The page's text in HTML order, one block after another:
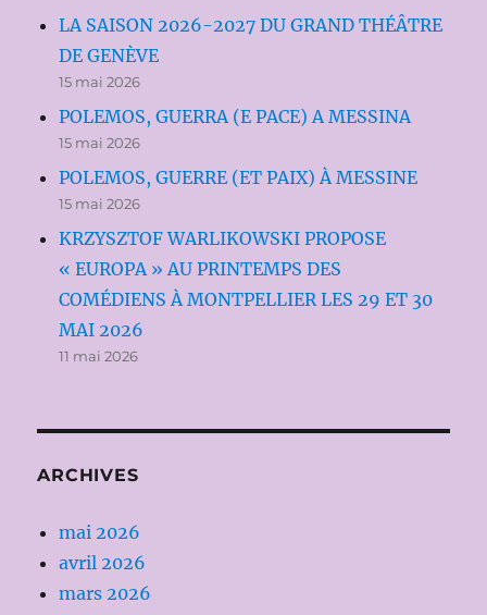
LA SAISON 2026-2027 DU GRAND THÉÂTRE
DE GENÈVE
15 mai 2026
POLEMOS, GUERRA (E PACE) A MESSINA
15 mai 2026
POLEMOS, GUERRE (ET PAIX) À MESSINE
15 mai 2026
KRZYSZTOF WARLIKOWSKI PROPOSE
« EUROPA » AU PRINTEMPS DES
COMÉDIENS À MONTPELLIER LES 29 ET 30
MAI 2026
11 mai 2026
ARCHIVES
mai 2026
avril 2026
mars 2026